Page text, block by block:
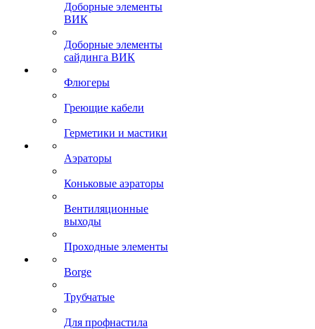
Доборные элементы
ВИК
Доборные элементы
сайдинга ВИК
Флюгеры
Греющие кабели
Герметики и мастики
Аэраторы
Коньковые аэраторы
Вентиляционные
выходы
Проходные элементы
Borge
Трубчатые
Для профнастила